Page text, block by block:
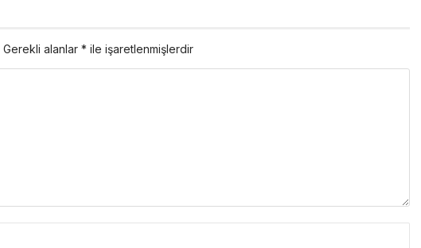
Gerekli alanlar * ile işaretlenmişlerdir